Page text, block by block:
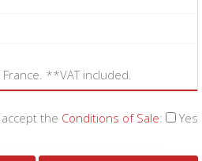
**VAT included.
accept the Conditions of Sale: Yes